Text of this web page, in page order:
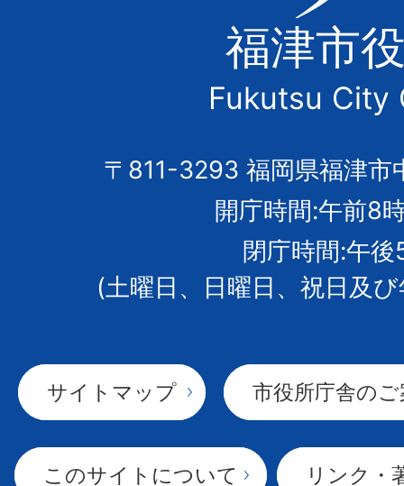
津
市
の
市
章
福津市
Fukutsu City
〒811-3293 福岡県福津市
開庁時間:午前8
閉庁時間:午後
(土曜日、日曜日、祝日及
サイトマップ 市役所庁舎の
このサイトについて リンク・